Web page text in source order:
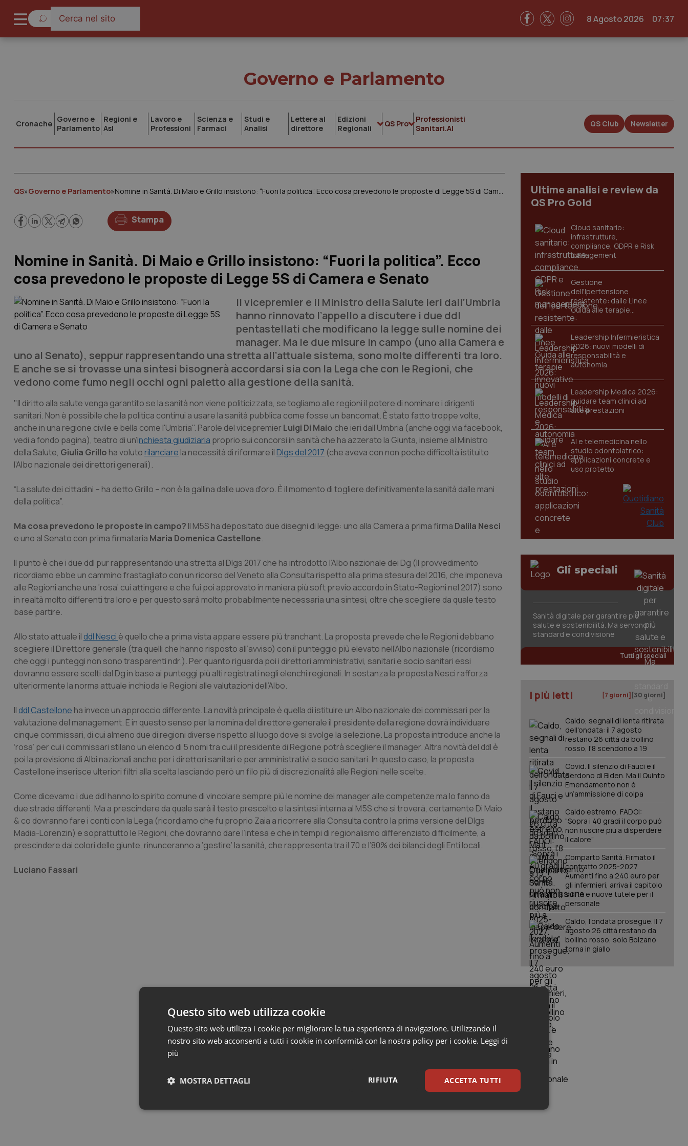
8 Agosto 2026 07:37
Governo e Parlamento
Cronache Governo e
Parlamento
Regioni e
Asl
Lavoro e
Professioni
Scienza e
Farmaci
Studi e
Analisi
Lettere al
direttore
Edizioni
Regionali
QS Pro
Professionisti
Sanitari.AI
QS Club Newsletter
QS»Governo e Parlamento» Nomine in Sanità. Di Maio e Grillo insistono: “Fuori la politica”. Ecco cosa prevedono le proposte di Legge 5S di Camera e Senato
Stampa
Nomine in Sanità. Di Maio e Grillo insistono: “Fuori la politica”. Ecco
cosa prevedono le proposte di Legge 5S di Camera e Senato
Il vicepremier e il Ministro della Salute ieri dall’Umbria
hanno rinnovato l’appello a discutere i due ddl
pentastellati che modificano la legge sulle nomine dei
manager. Ma le due misure in campo (uno alla Camera e
uno al Senato), seppur rappresentando una stretta all’attuale sistema, sono molte differenti tra loro.
E anche se si trovasse una sintesi bisognerà accordarsi sia con la Lega che con le Regioni, che
vedono come fumo negli occhi ogni paletto alla gestione della sanità.
"II diritto alla salute venga garantito se la sanità non viene politicizzata, se togliamo alle regioni il potere di nominare i dirigenti
sanitari. Non è possibile che la politica continui a usare la sanità pubblica come fosse un bancomat. È stato fatto troppe volte,
anche in una regione civile e bella come l'Umbria". Parole del vicepremier Luigi Di Maio che ieri dall’Umbria (anche oggi via facebook,
vedi a fondo pagina), teatro di un’inchiesta giudiziaria proprio sui concorsi in sanità che ha azzerato la Giunta, insieme al Ministro
della Salute, Giulia Grillo ha volutorilanciare la necessità di riformare ilDlgs del 2017 (che aveva con non poche difficoltà istituito
l’Albo nazionale dei direttori generali).
“La salute dei cittadini – ha detto Grillo – non è la gallina dalle uova d'oro. È il momento di togliere definitivamente la sanità dalle mani
della politica”.
Ma cosa prevedono le proposte in campo? Il M5S ha depositato due disegni di legge: uno alla Camera a prima firma Dalila Nesci
e uno al Senato con prima firmataria Maria Domenica Castellone.
Il punto è che i due ddl pur rappresentando una stretta al Dlgs 2017 che ha introdotto l’Albo nazionale dei Dg (Il provvedimento
ricordiamo ebbe un cammino frastagliato con un ricorso del Veneto alla Consulta rispetto alla prima stesura del 2016, che imponeva
alle Regioni anche una ‘rosa’ cui attingere e che fui poi approvato in maniera più soft previo accordo in Stato-Regioni nel 2017) sono
in realtà molto differenti tra loro e per questo sarà molto probabilmente necessaria una sintesi, oltre che scegliere da quale testo
base partire.
Allo stato attuale il ddl Nesci è quello che a prima vista appare essere più tranchant. La proposta prevede che le Regioni debbano
scegliere il Direttore generale (tra quelli che hanno risposto all’avviso) con il punteggio più elevato nell’Albo nazionale (ricordiamo
che oggi i punteggi non sono trasparenti ndr.). Per quanto riguarda poi i direttori amministrativi, sanitari e socio sanitari essi
dovranno essere scelti dal Dg in base ai punteggi più alti registrati negli elenchi regionali. In sostanza la proposta Nesci rafforza
ulteriormente la norma attuale inchioda le Regioni alle valutazioni dell’Albo.
Il ddl Castellone ha invece un approccio differente. La novità principale è quella di istituire un Albo nazionale dei commissari per la
valutazione del management. E in questo senso per la nomina del direttore generale il presidente della regione dovrà individuare
cinque commissari, di cui almeno due di regioni diverse rispetto al luogo dove si svolge la selezione. La proposta introduce anche la
‘rosa’ per cui i commissari stilano un elenco di 5 nomi tra cui il presidente di Regione potrà scegliere il manager. Altra novità del ddl è
poi la previsione di Albi nazionali anche per i direttori sanitari e per amministrativi e socio sanitari. In questo caso, la proposta
Castellone inserisce ulteriori filtri alla scelta lasciando però un filo più di discrezionalità alle Regioni nelle scelte.
Come dicevamo i due ddl hanno lo spirito comune di vincolare sempre più le nomine dei manager alle competenze ma lo fanno da
due strade differenti. Ma a prescindere da quale sarà il testo prescelto e la sintesi interna al M5S che si troverà, certamente Di Maio
& co dovranno fare i conti con la Lega (ricordiamo che fu proprio Zaia a ricorrere alla Consulta contro la prima versione del Dlgs
Madia-Lorenzin) e soprattutto le Regioni, che dovranno dare l’intesa e che in tempi di regionalismo differenziato difficilmente, a
prescindere dai colori delle giunte, rinunceranno a ‘gestire’ la sanità, che rappresenta tra il 70 e l’80% dei bilanci degli Enti locali.
Luciano Fassari
Ultime analisi e review da
QS Pro Gold
Cloud sanitario:
infrastrutture,
compliance, GDPR e Risk
management
Gestione
dell'Ipertensione
resistente: dalle Linee
Guida alle terapie
innovative
Leadership Infermieristica
2026: nuovi modelli di
responsabilità e
autonomia
Leadership Medica 2026:
guidare team clinici ad
alte prestazioni
AI e telemedicina nello
studio odontoiatrico:
applicazioni concrete e
uso protetto
Gli speciali
Sanità digitale per garantire più
salute e sostenibilità. Ma servono
standard e condivisione
Tutti gli speciali
I più letti [7 giorni] [30 giorni]
Caldo, segnali di lenta ritirata
dell'ondata: il 7 agosto
restano 26 città da bollino
rosso, l'8 scendono a 19
Covid. Il silenzio di Fauci e il
perdono di Biden. Ma il Quinto
Emendamento non è
un’ammissione di colpa
Caldo estremo, FADOI:
“Sopra i 40 gradi il corpo può
non riuscire più a disperdere
il calore”
Comparto Sanità. Firmato il
contratto 2025-2027.
Aumenti fino a 240 euro per
gli infermieri, arriva il capitolo
sull'IA e nuove tutele per il
personale
Caldo, l’ondata prosegue. Il 7
agosto 26 città restano da
bollino rosso, solo Bolzano
torna in giallo
Questo sito web utilizza cookie
Questo sito web utilizza i cookie per migliorare la tua esperienza di navigazione. Utilizzando il
nostro sito web acconsenti a tutti i cookie in conformità con la nostra policy per i cookie. Leggi di
più
ACCETTA TUTTI
RIFIUTA
MOSTRA DETTAGLI
Necessari Statistici Marketing